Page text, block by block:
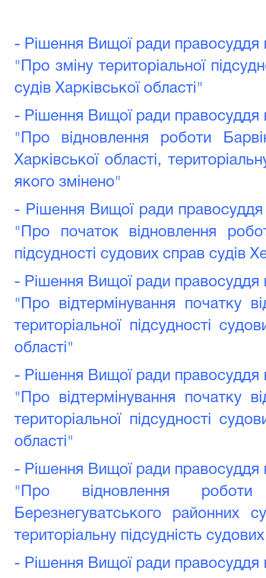
- Рішення Вищої ради
"Про зміну територіальної
судів Харківської області"
- Рішення Вищої ради
"Про відновлення роботи
Харківської області,
якого змінено"
- Рішення Вищої ради
"Про початок відновлення
підсудності судових справ судів
- Рішення Вищої ради
"Про відтермінування початку
територіальної підсудності
області"
- Рішення Вищої ради
"Про відтермінування початку
територіальної підсудності
області"
- Рішення Вищої ради
"Про відновлення
Березнегуватського районних
територіальну підсудність
- Рішення Вищої ради